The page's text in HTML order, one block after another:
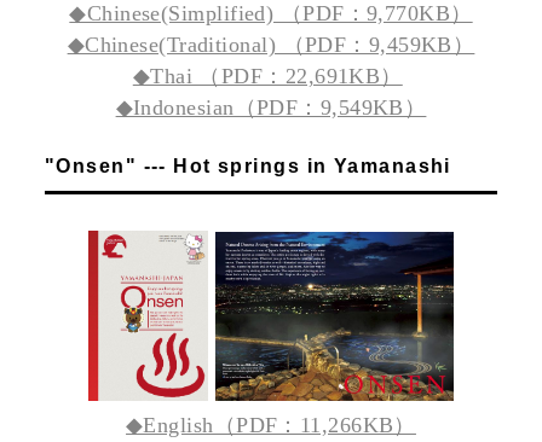
◆Chinese(Simplified) （PDF：9,770KB）
◆Chinese(Traditional) （PDF：9,459KB）
◆Thai （PDF：22,691KB）
◆Indonesian（PDF：9,549KB）
"Onsen" --- Hot springs in Yamanashi
◆English（PDF：11,266KB）